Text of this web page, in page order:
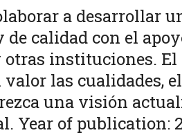
a desarrollar
calidad con el
otras instituciones. El
las cualidades, el
una visión
Year of publication: